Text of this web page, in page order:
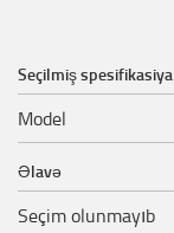
Seçilmiş spesifikasiya
Model
Əlavə
Seçim olunmayıb